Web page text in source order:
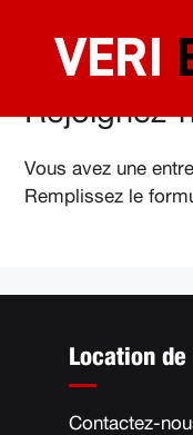
contenu
Rejoignez-
Vous avez une
Remplissez le
Location
Contactez-